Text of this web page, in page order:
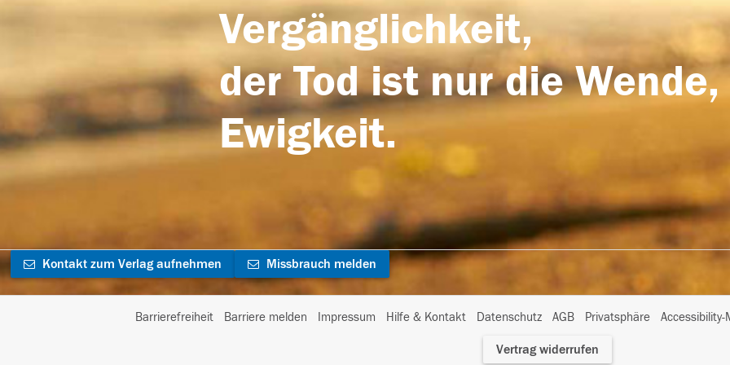
Vergänglichkeit,
der Tod ist nur die
Ewigkeit.
Kontakt zum Verlag aufnehmen Missbrauch melden
Barrierefreiheit Barriere melden Impressum Hilfe & Kontakt Datenschutz AGB Privatsphäre
I
Vertrag widerrufen